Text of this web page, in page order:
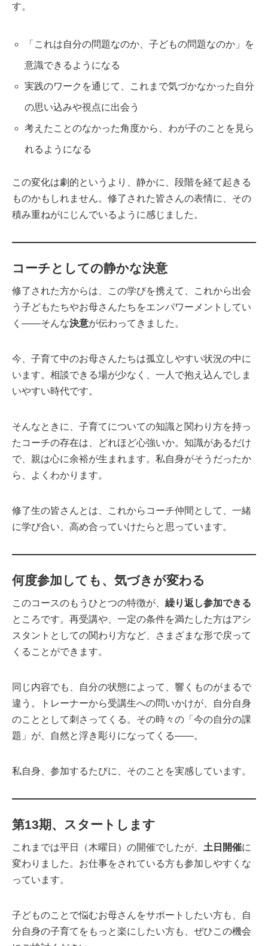
す。
「これは自分の問題なのか、子どもの問題なのか」を
意識できるようになる
実践のワークを通じて、これまで気づかなかった自分
の思い込みや視点に出会う
考えたことのなかった角度から、わが子のことを見ら
れるようになる
この変化は劇的というより、静かに、段階を経て起きる
ものかもしれません。修了された皆さんの表情に、その
積み重ねがにじんでいるように感じました。
コーチとしての静かな決意
修了された方からは、この学びを携えて、これから出会
う子どもたちやお母さんたちをエンパワーメントしてい
く——そんな決意が伝わってきました。
今、子育て中のお母さんたちは孤立しやすい状況の中に
います。相談できる場が少なく、一人で抱え込んでしま
いやすい時代です。
そんなときに、子育てについての知識と関わり方を持っ
たコーチの存在は、どれほど心強いか。知識があるだけ
で、親は心に余裕が生まれます。私自身がそうだったか
ら、よくわかります。
修了生の皆さんとは、これからコーチ仲間として、一緒
に学び合い、高め合っていけたらと思っています。
何度参加しても、気づきが変わる
このコースのもうひとつの特徴が、 繰り返し参加できる
ところです。再受講や、一定の条件を満たした方はアシ
スタントとしての関わり方など、さまざまな形で戻って
くることができます。
同じ内容でも、自分の状態によって、響くものがまるで
違う。トレーナーから受講生への問いかけが、自分自身
のこととして刺さってくる。その時々の「今の自分の課
題」が、自然と浮き彫りになってくる——。
私自身、参加するたびに、そのことを実感しています。
第13期、スタートします
これまでは平日（木曜日）の開催でしたが、 土日開催に
変わりました。お仕事をされている方も参加しやすくな
っています。
子どものことで悩むお母さんをサポートしたい方も、自
分自身の子育てをもっと楽にしたい方も、ぜひこの機会